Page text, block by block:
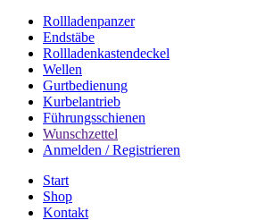
Rollladenpanzer
Endstäbe
Rollladenkastendeckel
Wellen
Gurtbedienung
Kurbelantrieb
Führungsschienen
Wunschzettel
Anmelden / Registrieren
Start
Shop
Kontakt